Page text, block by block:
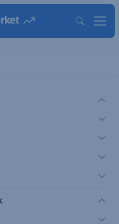
árbevételt ért el az
ami 8%-os